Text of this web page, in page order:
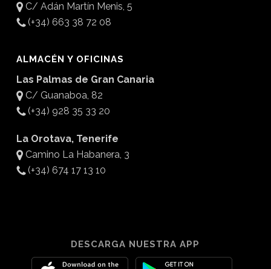
C/ Adán Martín Menis, 5
(+34) 663 38 72 08
ALMACÉN Y OFICINAS
Las Palmas de Gran Canaria
C/ Guanaboa, 82
(+34) 928 35 33 20
La Orotava, Tenerife
Camino La Habanera, 3
(+34) 674 17 13 10
DESCARGA NUESTRA APP